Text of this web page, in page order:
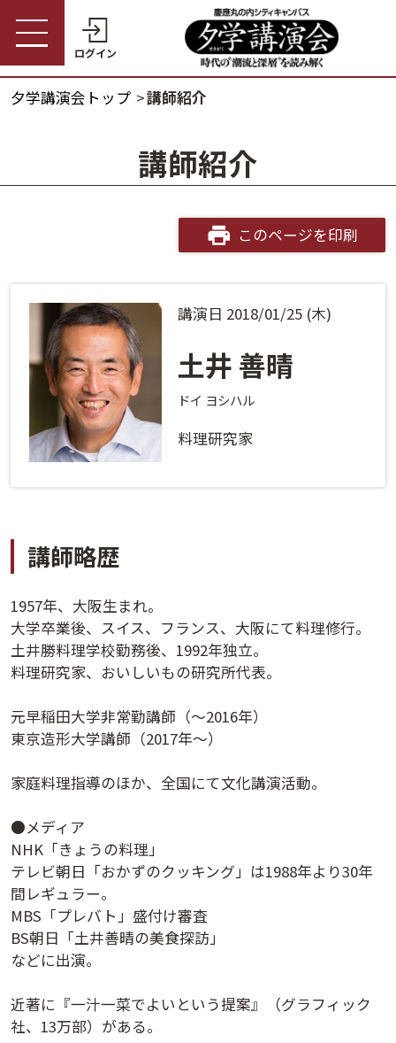
ログイン
パスワード
会員番号・パスワードをお忘れの方
ログインヘルプ
ログインする
プライバシーポリシー に同意の上ご利用ください。
法人会員システムご利用の方へ
夕学講演会トップ 講師紹介
講師紹介
このページを印刷
講演日 2018/01/25 (木)
土井 善晴
ドイ ヨシハル
料理研究家
講師略歴
1957年、大阪生まれ。
大学卒業後、スイス、フランス、大阪にて料理修行。
土井勝料理学校勤務後、1992年独立。
料理研究家、おいしいもの研究所代表。
元早稲田大学非常勤講師（～2016年）
東京造形大学講師（2017年～）
家庭料理指導のほか、全国にて文化講演活動。
●メディア
NHK「きょうの料理」
テレビ朝日「おかずのクッキング」は1988年より30年
間レギュラー。
MBS「プレバト」盛付け審査
BS朝日「土井善晴の美食探訪」
などに出演。
近著に『一汁一菜でよいという提案』（グラフィック
社、13万部）がある。
夕学講演会とは
開催概要
受講料金・割引制度
活用方法
お問い合わせ
講演履歴
法人会員のご案内